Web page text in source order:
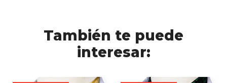
También te puede
interesar: